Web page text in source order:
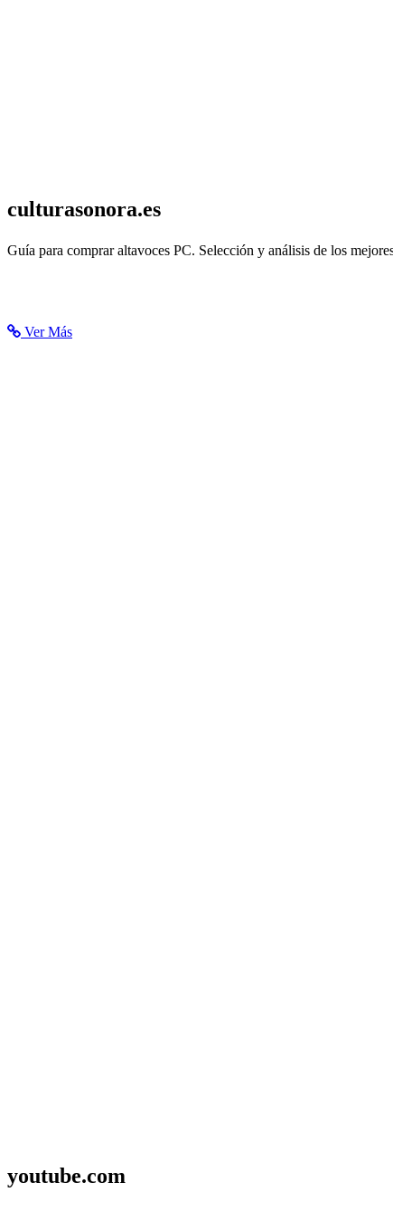
culturasonora.es
Altavoces PC: comparativa los mejores altavoces para ordenador
Guía para comprar altavoces PC. Selección y análisis de los
Ver Más
youtube.com